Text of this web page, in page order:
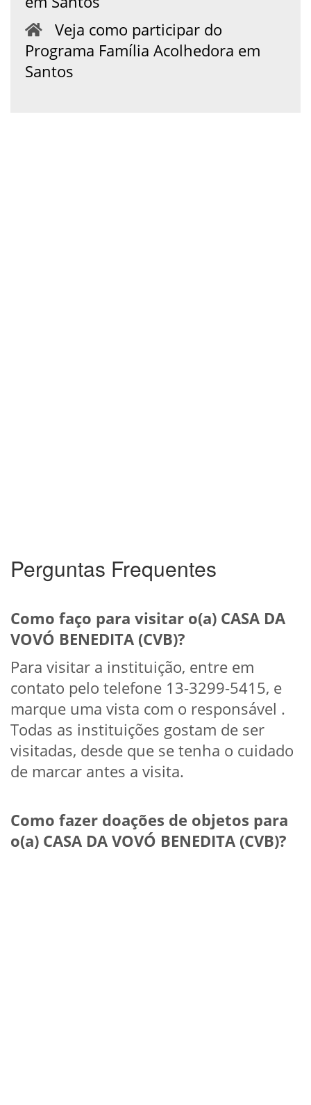
Veja como participar do
Programa Família Acolhedora em
Santos
Perguntas Frequentes
Como faço para visitar o(a) CASA DA
VOVÓ BENEDITA (CVB)?
Para visitar a instituição, entre em
contato pelo telefone 13-3299-5415, e
marque uma vista com o responsável .
Todas as instituições gostam de ser
visitadas, desde que se tenha o cuidado
de marcar antes a visita.
Como fazer doações de objetos para
o(a) CASA DA VOVÓ BENEDITA (CVB)?